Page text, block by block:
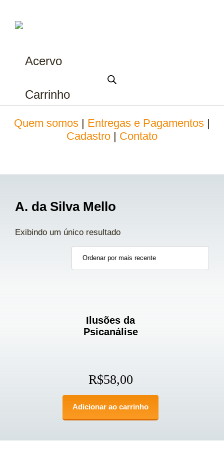
Acervo
Carrinho
Quem somos Entregas e Pagamentos
Cadastro
Contato
A. da Silva Mello
Exibindo um único resultado
Ilusões da
Psicanálise
R$58,00
Adicionar ao carrinho